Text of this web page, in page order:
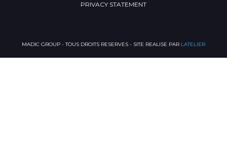
PRIVACY STATEMENT
MADIC GROUP - TOUS DROITS RESERVES - SITE REALISE PAR LATELIER